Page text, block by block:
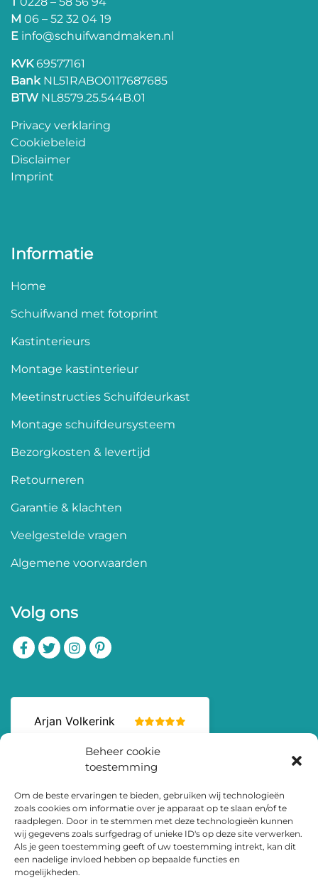
Beheer cookie
toestemming
Om de beste ervaringen te bieden, gebruiken wij technologieën
zoals cookies om informatie over je apparaat op te slaan en/of te
raadplegen. Door in te stemmen met deze technologieën kunnen
wij gegevens zoals surfgedrag of unieke ID's op deze site verwerken.
Als je geen toestemming geeft of uw toestemming intrekt, kan dit
een nadelige invloed hebben op bepaalde functies en
mogelijkheden.
M 06 – 52 32 04 19
E info@schuifwandmaken.nl
KVK69577161
BankNL51RABO0117687685
BTW NL8579.25.544B.01
Privacy verklaring
Cookiebeleid
Disclaimer
Imprint
Informatie
Home
Schuifwand met fotoprint
Kastinterieurs
Montage kastinterieur
Meetinstructies Schuifdeurkast
Montage schuifdeursysteem
Bezorgkosten & levertijd
Retourneren
Garantie & klachten
Veelgestelde vragen
Algemene voorwaarden
Volg ons